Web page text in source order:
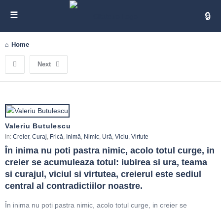
Home
Next
Valeriu Butulescu
In: Creier, Curaj, Frică, Inimă, Nimic, Ură, Viciu, Virtute
În inima nu poti pastra nimic, acolo totul curge, in
creier se acumuleaza totul: iubirea si ura, teama
si curajul, viciul si virtutea, creierul este sediul
central al contradictiilor noastre.
În inima nu poti pastra nimic, acolo totul curge, in creier se